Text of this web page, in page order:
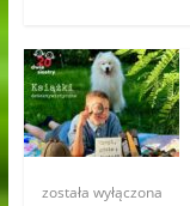
została wyłączona